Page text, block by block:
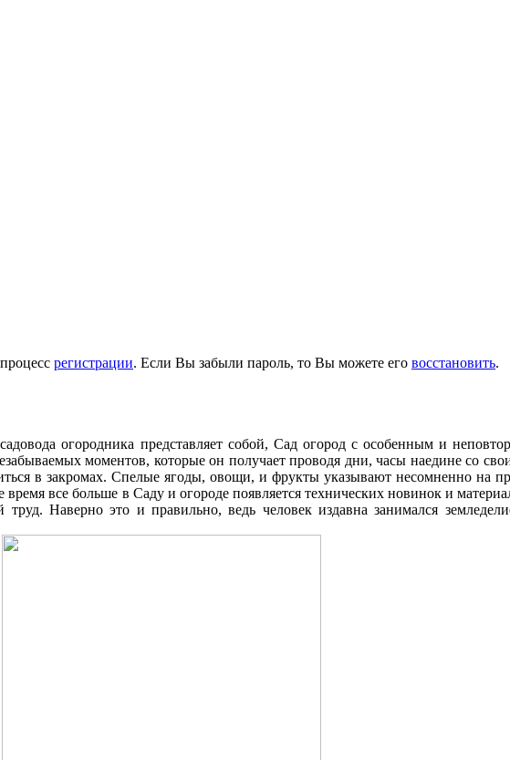
регистрации. Если Вы забыли пароль, то Вы можете его восстановить.
огородника представляет собой, Cад огород с особенным и
моментов, которые он получает проводя дни, часы наедине со
в закромах. Спелые ягоды, овощи, и фрукты указывают несомненно на
все больше в Cаду и огороде появляется технических новинок и
Наверно это и правильно, ведь человек издавна занимался